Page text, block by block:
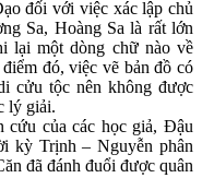
đối với việc xác lập chủ
Sa, Hoàng Sa là rất lớn
lại một dòng chữ nào về
đó, việc vẽ bản đồ có
cửu tộc nên không được
lý giải.
cứu của các học giả, Đậu
kỳ Trịnh – Nguyễn phân
đã đánh đuổi được quân